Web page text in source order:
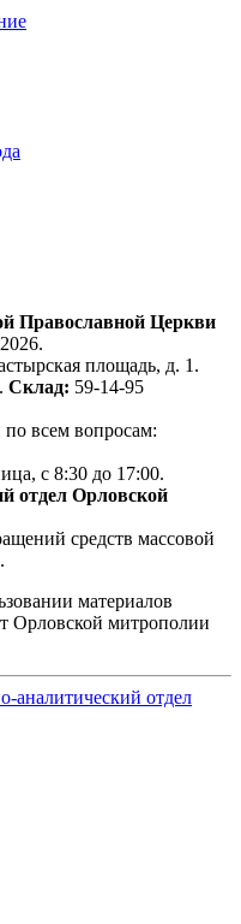
Православной Церкви
площадь, д. 1.
Склад: 59-14-95
всем вопросам:
с 8:30 до 17:00.
отдел Орловской
средств массовой
.
материалов
Орловской митрополии
аналитический отдел